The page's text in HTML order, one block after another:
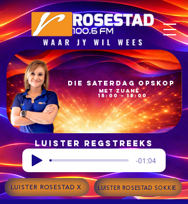
15:00 – 18:00
met Zuané
Die Saterdag Opskop
Luister regstreeks
-01:04
LUISTER ROSESTAD X LUISTER ROSESTAD SOKKIE